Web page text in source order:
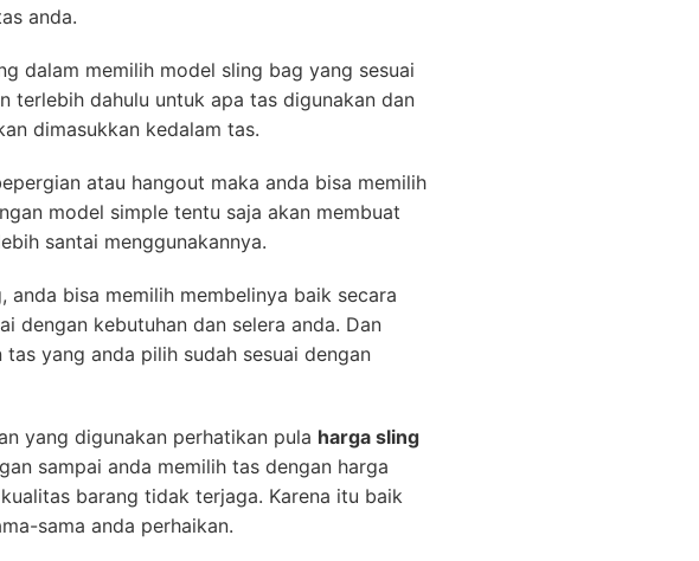
anda.
dalam memilih model sling bag yang sesuai
terlebih dahulu untuk apa tas digunakan dan
dimasukkan kedalam tas.
atau hangout maka anda bisa memilih
model simple tentu saja akan membuat
santai menggunakannya.
anda bisa memilih membelinya baik secara
dengan kebutuhan dan selera anda. Dan
yang anda pilih sudah sesuai dengan
yang digunakan perhatikan pula harga sling
sampai anda memilih tas dengan harga
barang tidak terjaga. Karena itu baik
sama anda perhaikan.